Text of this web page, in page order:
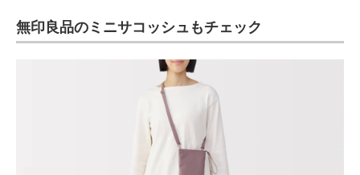
無印良品のミニサコッシュもチェック